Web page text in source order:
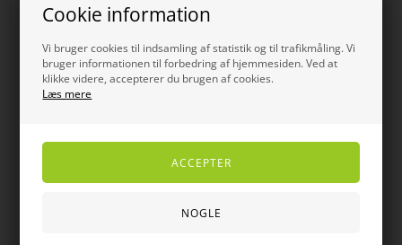
Cookie information
Vi bruger cookies til indsamling af statistik og til trafikmåling. Vi
bruger informationen til forbedring af hjemmesiden. Ved at
klikke videre, accepterer du brugen af cookies.
Læs mere
SPAR